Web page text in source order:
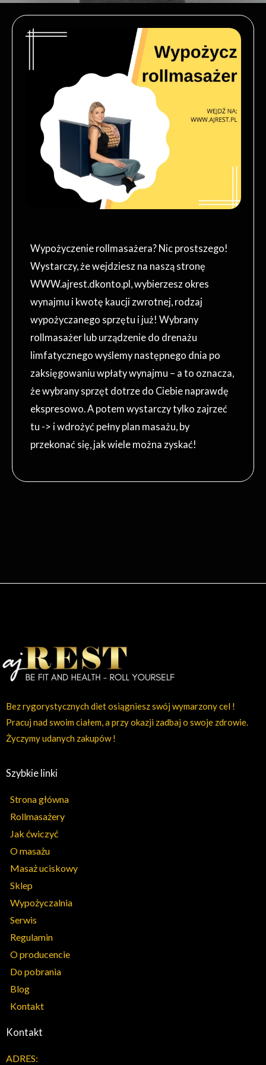
Wypożyczenie rollmasażera? Nic prostszego!
Wystarczy, że wejdziesz na naszą stronę
WWW.ajrest.dkonto.pl, wybierzesz okres
wynajmu i kwotę kaucji zwrotnej, rodzaj
wypożyczanego sprzętu i już! Wybrany
rollmasażer lub urządzenie do drenażu
limfatycznego wyślemy następnego dnia po
zaksięgowaniu wpłaty wynajmu – a to oznacza,
że wybrany sprzęt dotrze do Ciebie naprawdę
ekspresowo. A potem wystarczy tylko zajrzeć
tu -> i wdrożyć pełny plan masażu, by
przekonać się, jak wiele można zyskać!
Bez rygorystycznych diet osiągniesz swój wymarzony cel !
Pracuj nad swoim ciałem, a przy okazji zadbaj o swoje zdrowie.
Życzymy udanych zakupów !
Szybkie linki
Strona główna
Rollmasażery
Jak ćwiczyć
O masażu
Masaż uciskowy
Sklep
Wypożyczalnia
Serwis
Regulamin
O producencie
Do pobrania
Blog
Kontakt
Kontakt
ADRES: